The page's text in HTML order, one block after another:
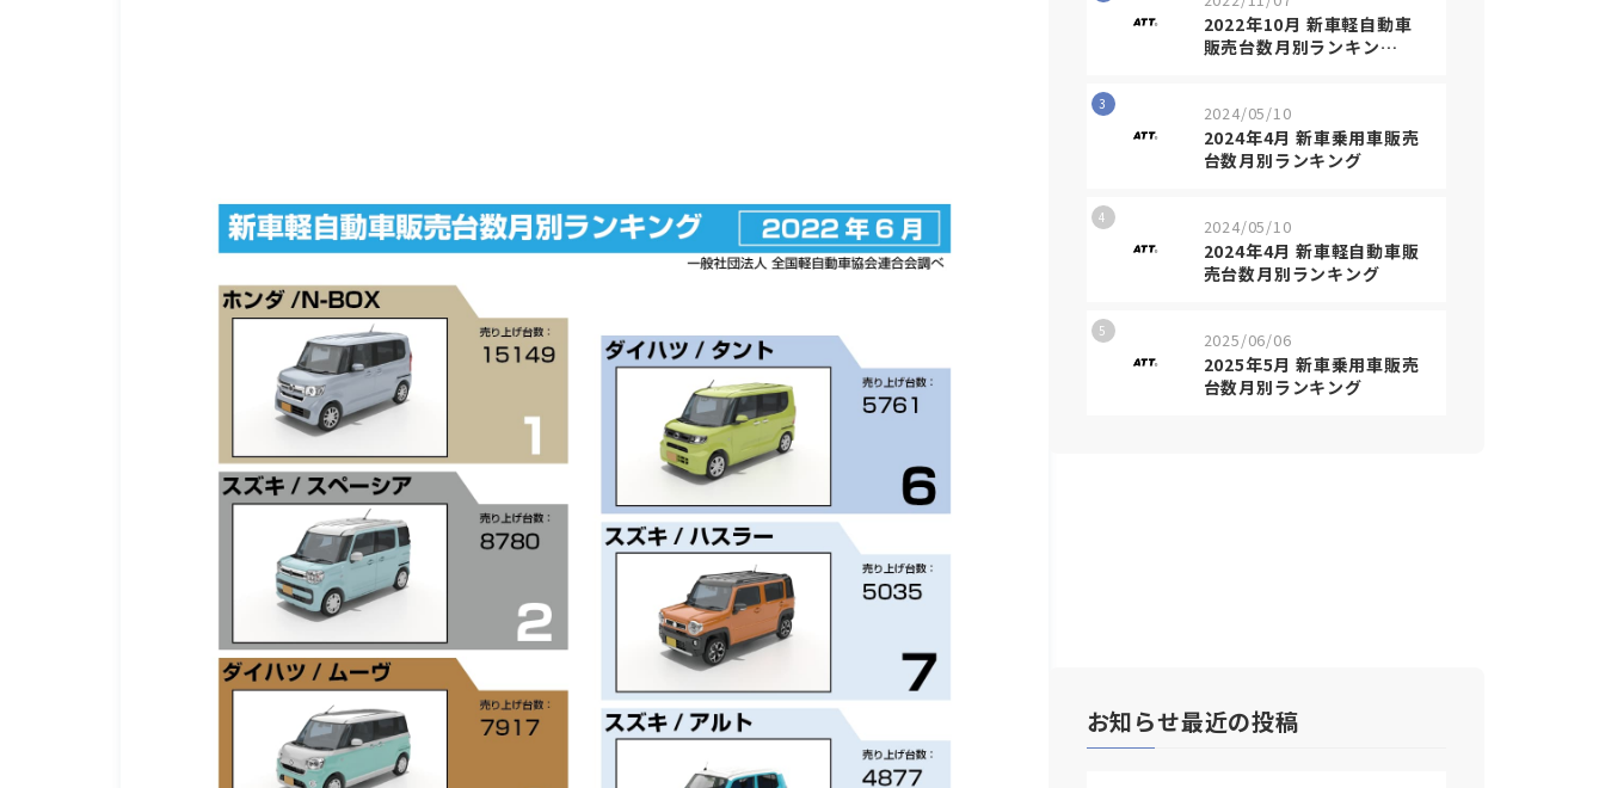
2022年10月 新車軽自動車
販売台数月別ランキン…
3 2024/05/10
2024年4月 新車乗用車販売
台数月別ランキング
4 2024/05/10
2024年4月 新車軽自動車販
売台数月別ランキング
5 2025/06/06
2025年5月 新車乗用車販売
台数月別ランキング
お知らせ最近の投稿